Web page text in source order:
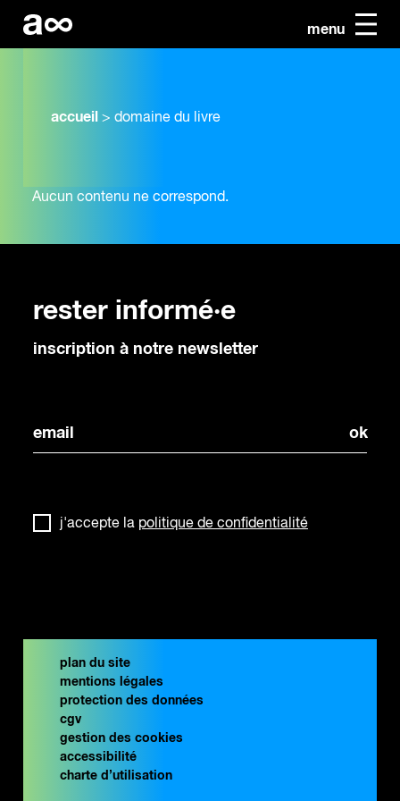
menu
accueil > domaine du livre
Aucun contenu ne correspond.
rester informé·e
inscription à notre newsletter
j'accepte la politique de confidentialité
plan du site
mentions légales
protection des données
cgv
gestion des cookies
accessibilité
charte d’utilisation